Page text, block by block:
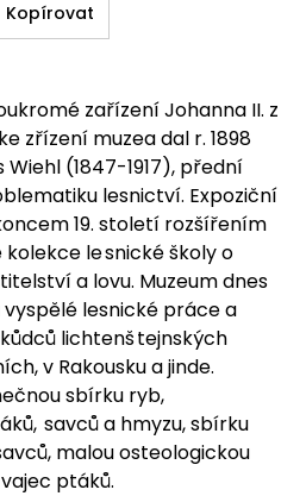
Kopírovat
zařízení Johanna II. z
zřízení muzea dal r. 1898
(1847-1917), přední
lesnictví. Expoziční
19. století rozšířením
lesnické školy o
a lovu. Muzeum dnes
vyspělé lesnické práce a
lichtenštejnských
v Rakousku a jinde.
sbírku ryb,
savců a hmyzu, sbírku
malou osteologickou
ptáků.